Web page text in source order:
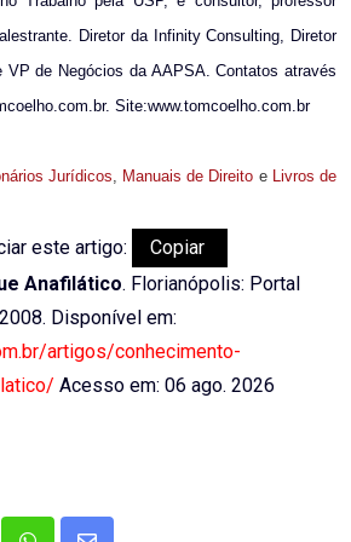
Diretor da Infinity Consulting, Diretor
VP de Negócios da AAPSA. Contatos através
Site:www.tomcoelho.com.br
Jurídicos, Manuais de Direito e Livros de
este artigo:
Copiar
Anafilático. Florianópolis: Portal
Disponível em:
artigos/conhecimento-
Acesso em: 06 ago. 2026